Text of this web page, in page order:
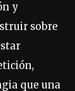
y
sobre
que una